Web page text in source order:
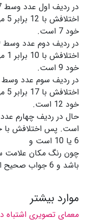
خود 7 است.
خود 9 است.
خود 12 است.
6 یا 10 است و
چون رنگ مکان علامت
باشد و 6 جواب صحیح است.
موارد بیشتر
معمای تصویری اشتباه